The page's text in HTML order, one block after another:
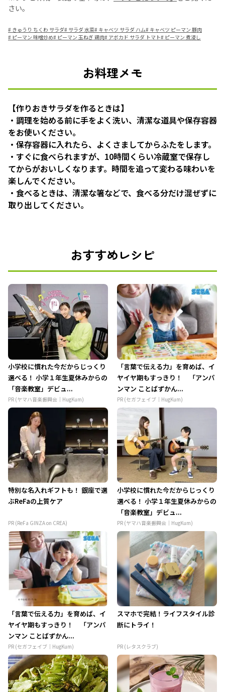
さい。
# きゅうり ちくわ サラダ# サラダ 水菜# キャベツ サラダ ハム# キャベツ ピーマン 豚肉
# ピーマン 味噌炒め# ピーマン 玉ねぎ 鶏肉# アボカド サラダ トマト# ピーマン 煮浸し
お料理メモ
【作りおきサラダを作るときは】
・調理を始める前に手をよく洗い、清潔な道具や保存容器
をお使いください。
・保存容器に入れたら、よくさましてからふたをします。
・すぐに食べられますが、10時間くらい冷蔵室で保存し
てからがおいしくなります。時間を追って変わる味わいを
楽しんでください。
・食べるときは、清潔な箸などで、食べる分だけ混ぜずに
取り出してください。
おすすめレシピ
小学校に慣れた今だからじっくり
選べる！ 小学１年生夏休みからの
「音楽教室」デビュ...
PR (ヤマハ音楽振興会｜HugKum)
「言葉で伝える力」を育めば、イ
ヤイヤ期もすっきり！ 「アンパ
ンマン ことばずかん...
PR (セガフェイブ｜HugKum)
特別な名入れギフトも！ 銀座で選
ぶReFaの上質ケア
PR (ReFa GINZA on CREA)
小学校に慣れた今だからじっくり
選べる！ 小学１年生夏休みからの
「音楽教室」デビュ...
PR (ヤマハ音楽振興会｜HugKum)
「言葉で伝える力」を育めば、イ
ヤイヤ期もすっきり！ 「アンパ
ンマン ことばずかん...
PR (セガフェイブ｜HugKum)
スマホで完結！ライフスタイル診
断にトライ！
PR (レタスクラブ)